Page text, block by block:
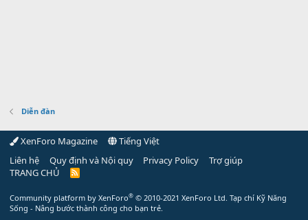
Diễn đàn
XenForo Magazine
Tiếng Việt
Liên hệ
Quy định và Nội quy Privacy Policy
Trợ giúp
TRANG CHỦ
R
Community platform by XenForo® © 2010-2021 XenForo Ltd. Tạp chí Kỹ Năng
Sống - Nâng bước thành công cho bạn trẻ.